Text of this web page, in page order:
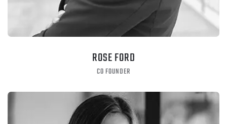
ROSE FORD
CO FOUNDER